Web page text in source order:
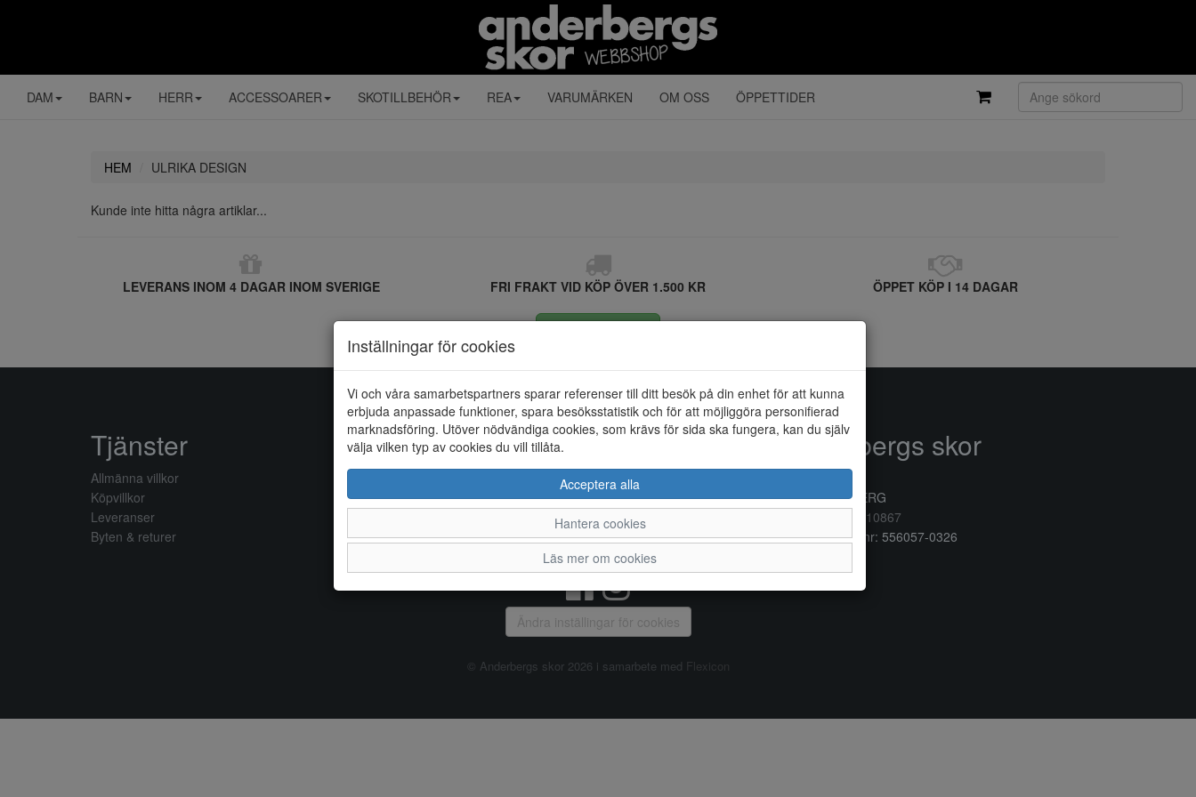
DAM BARN HERR ACCESSOARER SKOTILLBEHÖR REA VARUMÄRKEN OM OSS ÖPPETTIDER
HEM ULRIKA DESIGN
Kunde inte hitta några artiklar...
LEVERANS INOM 4 DAGAR INOM SVERIGE FRI FRAKT VID KÖP ÖVER 1.500 KR ÖPPET KÖP I 14 DAGAR
Inställningar för cookies
Vi och våra samarbetspartners sparar referenser till ditt besök på din enhet för att kunna
erbjuda anpassade funktioner, spara besöksstatistik och för att möjliggöra personifierad
marknadsföring. Utöver nödvändiga cookies, som krävs för sida ska fungera, kan du själv
välja vilken typ av cookies du vill tillåta.
Acceptera alla
Hantera cookies
Läs mer om cookies
Tjänster
Allmänna villkor
Köpvillkor
Leveranser
Byten & returer
Allmänt
Om oss
Öppettider
Anderbergs skor
432 41 VARBERG
0340/10867
Organisationsnr: 556057-0326
Ändra inställingar för cookies
© Anderbergs skor 2026 i samarbete med Flexicon